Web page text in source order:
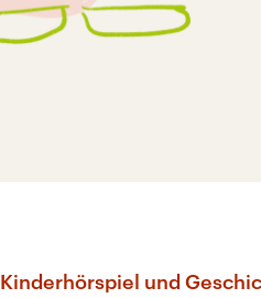
Kinderhörspiel und